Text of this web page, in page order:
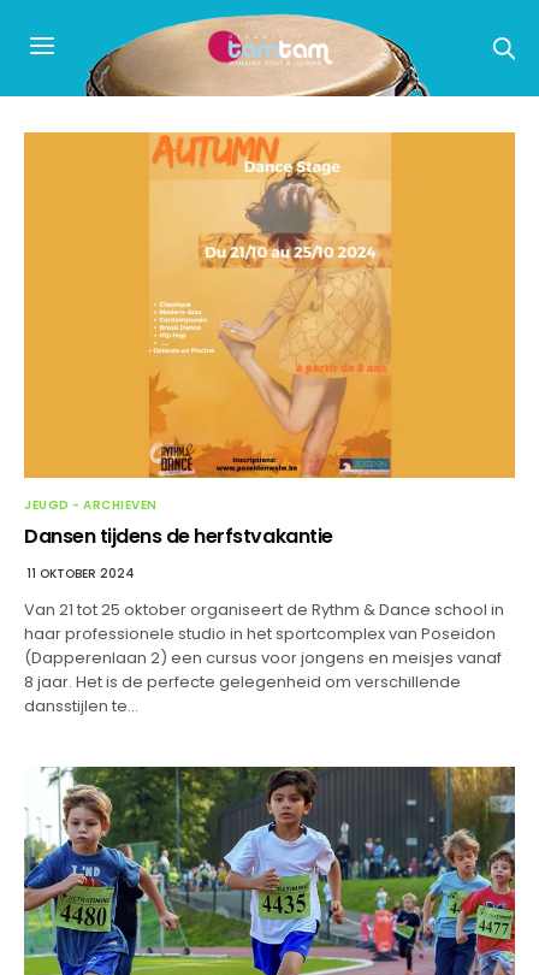
JEUGD - ARCHIEVEN
Dansen tijdens de herfstvakantie
11 OKTOBER 2024
Van 21 tot 25 oktober organiseert de Rythm & Dance school in
haar professionele studio in het sportcomplex van Poseidon
(Dapperenlaan 2) een cursus voor jongens en meisjes vanaf
8 jaar. Het is de perfecte gelegenheid om verschillende
dansstijlen te…